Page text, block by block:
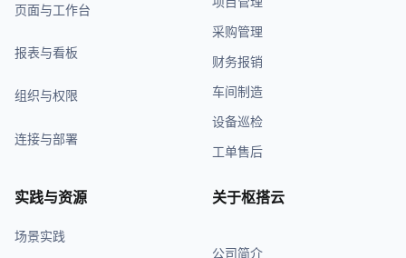
页面与工作台
报表与看板
组织与权限
连接与部署
采购管理
财务报销
车间制造
设备巡检
工单售后
实践与资源
场景实践
关于枢搭云
公司简介